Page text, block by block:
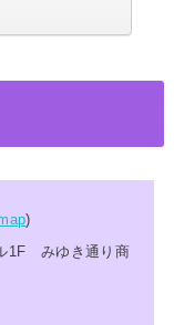
)
1F みゆき通り商